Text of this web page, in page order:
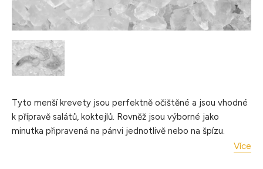
Tyto menší krevety jsou perfektně očištěné a jsou vhodné
k přípravě salátů, koktejlů. Rovněž jsou výborné jako
minutka připravená na pánvi jednotlivě nebo na špízu.
Více